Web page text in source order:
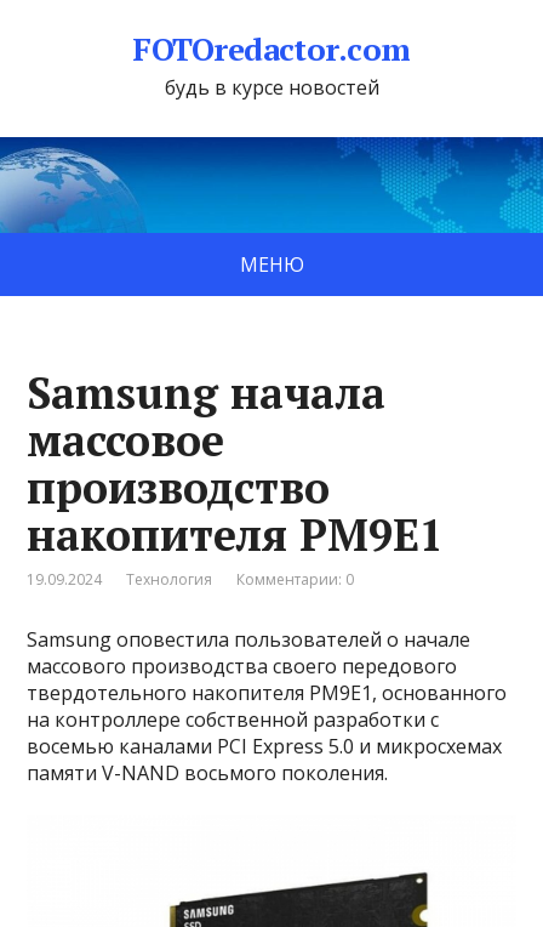
FOTOredactor.com
будь в курсе новостей
МЕНЮ
Samsung начала
массовое
производство
накопителя PM9E1
19.09.2024 Технология Комментарии: 0
Samsung оповестила пользователей о начале
массового производства своего передового
твердотельного накопителя PM9E1, основанного
на контроллере собственной разработки с
восемью каналами PCI Express 5.0 и микросхемах
памяти V-NAND восьмого поколения.